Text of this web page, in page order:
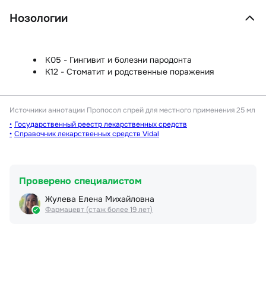
Нозологии
K05 - Гингивит и болезни пародонта
K12 - Стоматит и родственные поражения
Источники аннотации Пропосол спрей для местного применения 25 мл
Государственный реестр лекарственных средств
Справочник лекарственных средств Vidal
Проверено специалистом
Жулева Елена Михайловна
Фармацевт (стаж более 19 лет)